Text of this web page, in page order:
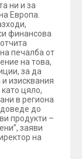
ни и за
Европа.
финансова
печалба от
на това,
за да
изисквания
цяло,
в региона
до
продукти –
заяви
на